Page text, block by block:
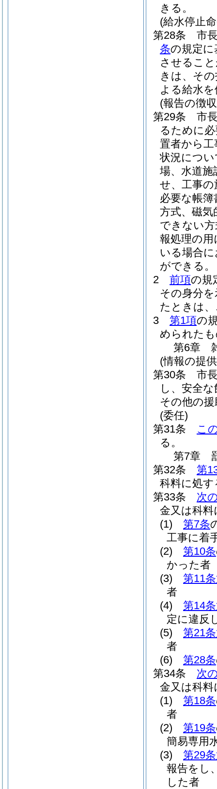
きる。
(給水停止
第28条
市
条の規定
させるこ
きは、そ
よる給水
(報告の徴
第29条
市
るために
置者から
状況につ
場、水道
せ、工事の
必要な帳簿
方式、磁
できない
報処理の
いる場合
ができる。
2
前項の規
その身分
たときは
3
第1項の
められた
第6章
(情報の提
第30条
市
し、安全
その他の
(委任)
第31条
こ
る。
第7章
第32条
第
科料に処す
第33条
次
金又は科
(1)
第7条
工事に着
(2)
第10条
かった者
(3)
第11
者
(4)
第14
定に違反
(5)
第21
者
(6)
第28条
第34条
次
金又は科
(1)
第18条
者
(2)
第19条
簡易専用
(3)
第29
報告をし
した者